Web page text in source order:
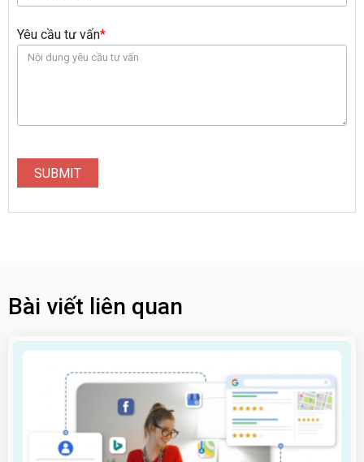
Yêu cầu tư vấn*
SUBMIT
Bài viết liên quan